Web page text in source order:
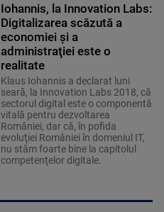
Iohannis, la Innovation Labs:
Digitalizarea scăzută a
economiei şi a
administraţiei este o
realitate
Klaus Iohannis a declarat luni
seară, la Innovation Labs 2018, că
sectorul digital este o componentă
vitală pentru dezvoltarea
României, dar că, în pofida
evoluţiei României în domeniul IT,
nu stăm foarte bine la capitolul
competenţelor digitale.